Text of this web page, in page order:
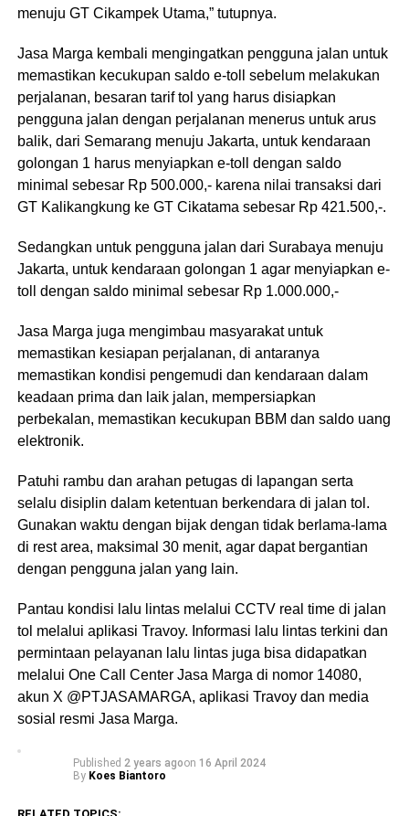
menuju GT Cikampek Utama,” tutupnya.
Jasa Marga kembali mengingatkan pengguna jalan untuk
memastikan kecukupan saldo e-toll sebelum melakukan
perjalanan, besaran tarif tol yang harus disiapkan
pengguna jalan dengan perjalanan menerus untuk arus
balik, dari Semarang menuju Jakarta, untuk kendaraan
golongan 1 harus menyiapkan e-toll dengan saldo
minimal sebesar Rp 500.000,- karena nilai transaksi dari
GT Kalikangkung ke GT Cikatama sebesar Rp 421.500,-.
Sedangkan untuk pengguna jalan dari Surabaya menuju
Jakarta, untuk kendaraan golongan 1 agar menyiapkan e-
toll dengan saldo minimal sebesar Rp 1.000.000,-
Jasa Marga juga mengimbau masyarakat untuk
memastikan kesiapan perjalanan, di antaranya
memastikan kondisi pengemudi dan kendaraan dalam
keadaan prima dan laik jalan, mempersiapkan
perbekalan, memastikan kecukupan BBM dan saldo uang
elektronik.
Patuhi rambu dan arahan petugas di lapangan serta
selalu disiplin dalam ketentuan berkendara di jalan tol.
Gunakan waktu dengan bijak dengan tidak berlama-lama
di rest area, maksimal 30 menit, agar dapat bergantian
dengan pengguna jalan yang lain.
Pantau kondisi lalu lintas melalui CCTV real time di jalan
tol melalui aplikasi Travoy. Informasi lalu lintas terkini dan
permintaan pelayanan lalu lintas juga bisa didapatkan
melalui One Call Center Jasa Marga di nomor 14080,
akun X @PTJASAMARGA, aplikasi Travoy dan media
sosial resmi Jasa Marga.
Published 2 years agoon 16 April 2024
By Koes Biantoro